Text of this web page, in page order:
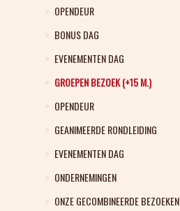
OPENDEUR
BONUS DAG
EVENEMENTEN DAG
GROEPEN BEZOEK (+15 M.)
OPENDEUR
GEANIMEERDE RONDLEIDING
EVENEMENTEN DAG
ONDERNEMINGEN
ONZE GECOMBINEERDE BEZOEKEN